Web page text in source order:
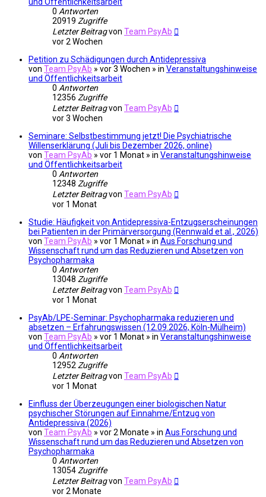
0 Antworten
20919 Zugriffe
Letzter Beitragvon Team PsyAb
vor 2 Wochen
Petition zu Schädigungen durch Antidepressiva
von Team PsyAb » vor 3 Wochen » in Veranstaltungshinweise
und Öffentlichkeitsarbeit
0 Antworten
12356 Zugriffe
Letzter Beitragvon Team PsyAb
vor 3 Wochen
Seminare: Selbstbestimmung jetzt! Die Psychiatrische
Willenserklärung (Juli bis Dezember 2026, online)
von Team PsyAb » vor 1 Monat » in Veranstaltungshinweise
und Öffentlichkeitsarbeit
0 Antworten
12348 Zugriffe
Letzter Beitragvon Team PsyAb
vor 1 Monat
Studie: Häufigkeit von Antidepressiva-Entzugserscheinungen
bei Patienten in der Primärversorgung (Rennwald et al., 2026)
von Team PsyAb » vor 1 Monat » in Aus Forschung und
Wissenschaft rund um das Reduzieren und Absetzen von
Psychopharmaka
0 Antworten
13048 Zugriffe
Letzter Beitragvon Team PsyAb
vor 1 Monat
PsyAb/LPE-Seminar: Psychopharmaka reduzieren und
absetzen – Erfahrungswissen (12.09.2026, Köln-Mülheim)
von Team PsyAb » vor 1 Monat » in Veranstaltungshinweise
und Öffentlichkeitsarbeit
0 Antworten
12952 Zugriffe
Letzter Beitragvon Team PsyAb
vor 1 Monat
Einfluss der Überzeugungen einer biologischen Natur
psychischer Störungen auf Einnahme/Entzug von
Antidepressiva (2026)
von Team PsyAb » vor 2 Monate » in Aus Forschung und
Wissenschaft rund um das Reduzieren und Absetzen von
Psychopharmaka
0 Antworten
13054 Zugriffe
Letzter Beitragvon Team PsyAb
vor 2 Monate